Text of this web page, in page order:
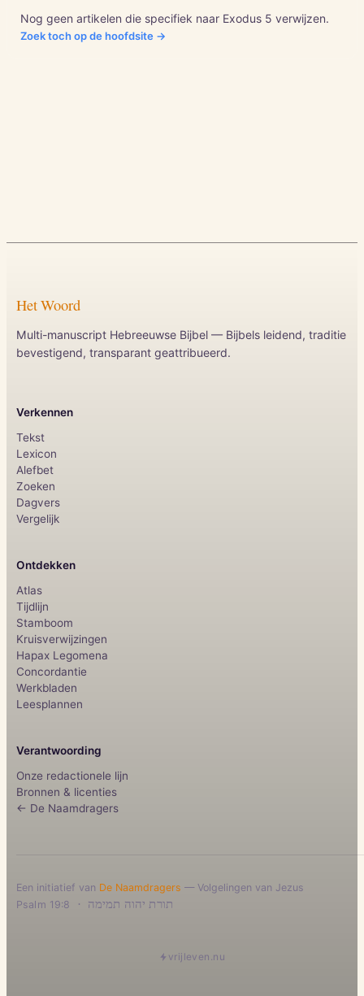
Nog geen artikelen die specifiek naar Exodus 5 verwijzen.
Zoek toch op de hoofdsite →
Het Woord
Multi-manuscript Hebreeuwse Bijbel — Bijbels leidend, traditie
bevestigend, transparant geattribueerd.
Verkennen
Tekst
Lexicon
Alefbet
Zoeken
Dagvers
Vergelijk
Ontdekken
Atlas
Tijdlijn
Stamboom
Kruisverwijzingen
Hapax Legomena
Concordantie
Werkbladen
Leesplannen
Verantwoording
Onze redactionele lijn
Bronnen & licenties
← De Naamdragers
Een initiatief van De Naamdragers — Volgelingen van Jezus
תורת יהוה תמימה ·
Psalm 19:8
vrijleven.nu